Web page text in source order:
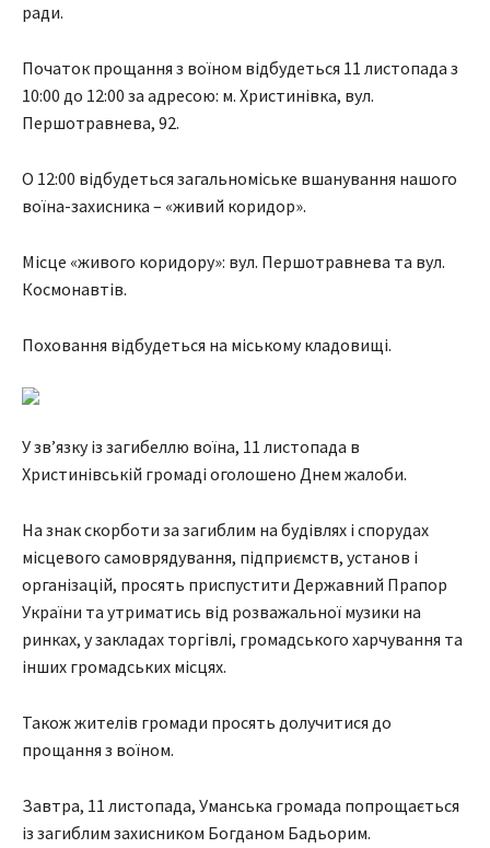
ради.
Початок прощання з воїном відбудеться 11 листопада з
10:00 до 12:00 за адресою: м. Христинівка, вул.
Першотравнева, 92.
О 12:00 відбудеться загальноміське вшанування нашого
воїна-захисника – «живий коридор».
Місце «живого коридору»: вул. Першотравнева та вул.
Космонавтів.
Поховання відбудеться на міському кладовищі.
У зв’язку із загибеллю воїна, 11 листопада в
Христинівській громаді оголошено Днем жалоби.
На знак скорботи за загиблим на будівлях і спорудах
місцевого самоврядування, підприємств, установ і
організацій, просять приспустити Державний Прапор
України та утриматись від розважальної музики на
ринках, у закладах торгівлі, громадського харчування та
інших громадських місцях.
Також жителів громади просять долучитися до
прощання з воїном.
Завтра, 11 листопада, Уманська громада попрощається
із загиблим захисником Богданом Бадьорим.